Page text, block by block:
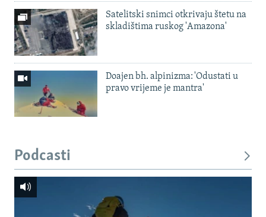
Satelitski snimci otkrivaju štetu na
skladištima ruskog 'Amazona'
Doajen bh. alpinizma: 'Odustati u
pravo vrijeme je mantra'
Podcasti